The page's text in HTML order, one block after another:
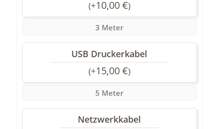
(+10,00€)
3 Meter
USB Druckerkabel
(+15,00€)
5 Meter
Netzwerkkabel